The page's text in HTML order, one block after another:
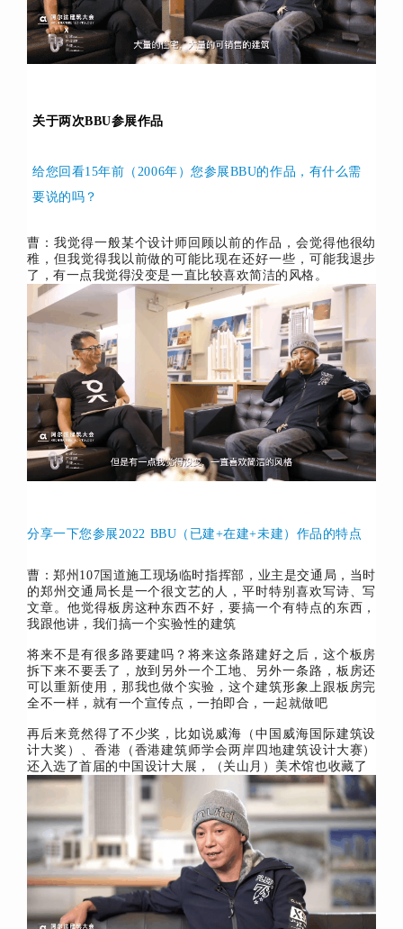
关于两次BBU参展作品
给您回看15年前（2006年）您参展BBU的作品，有什么需
要说的吗？
曹：我觉得一般某个设计师回顾以前的作品，会觉得他很幼
稚，但我觉得我以前做的可能比现在还好一些，可能我退步
了，有一点我觉得没变是一直比较喜欢简洁的风格。
分享一下您参展2022 BBU（已建+在建+未建）作品的特点
曹：郑州107国道施工现场临时指挥部，业主是交通局，当时
的郑州交通局长是一个很文艺的人，平时特别喜欢写诗、写
文章。他觉得板房这种东西不好，要搞一个有特点的东西，
我跟他讲，我们搞一个实验性的建筑
将来不是有很多路要建吗？将来这条路建好之后，这个板房
拆下来不要丢了，放到另外一个工地、另外一条路，板房还
可以重新使用，那我也做个实验，这个建筑形象上跟板房完
全不一样，就有一个宣传点，一拍即合，一起就做吧
再后来竟然得了不少奖，比如说威海（中国威海国际建筑设
计大奖）、香港（香港建筑师学会两岸四地建筑设计大赛）
还入选了首届的中国设计大展，（关山月）美术馆也收藏了